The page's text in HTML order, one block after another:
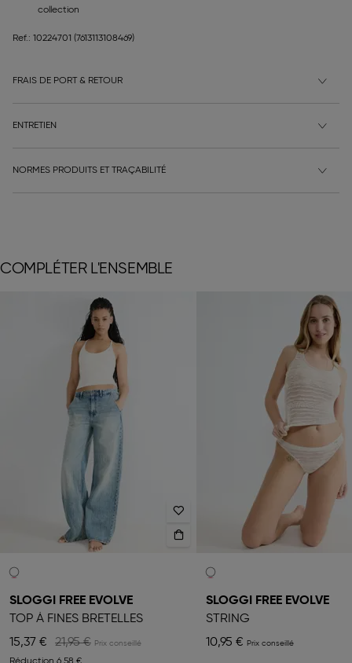
collection
Ref.: 10224701 (7613113108469)
FRAIS DE PORT & RETOUR
ENTRETIEN
NORMES PRODUITS ET TRAÇABILITÉ
COMPLÉTER L'ENSEMBLE
SLOGGI FREE EVOLVE
TOP À FINES BRETELLES
15,37 €
21,95 €
SLOGGI FREE EVOLVE
STRING
10,95 €